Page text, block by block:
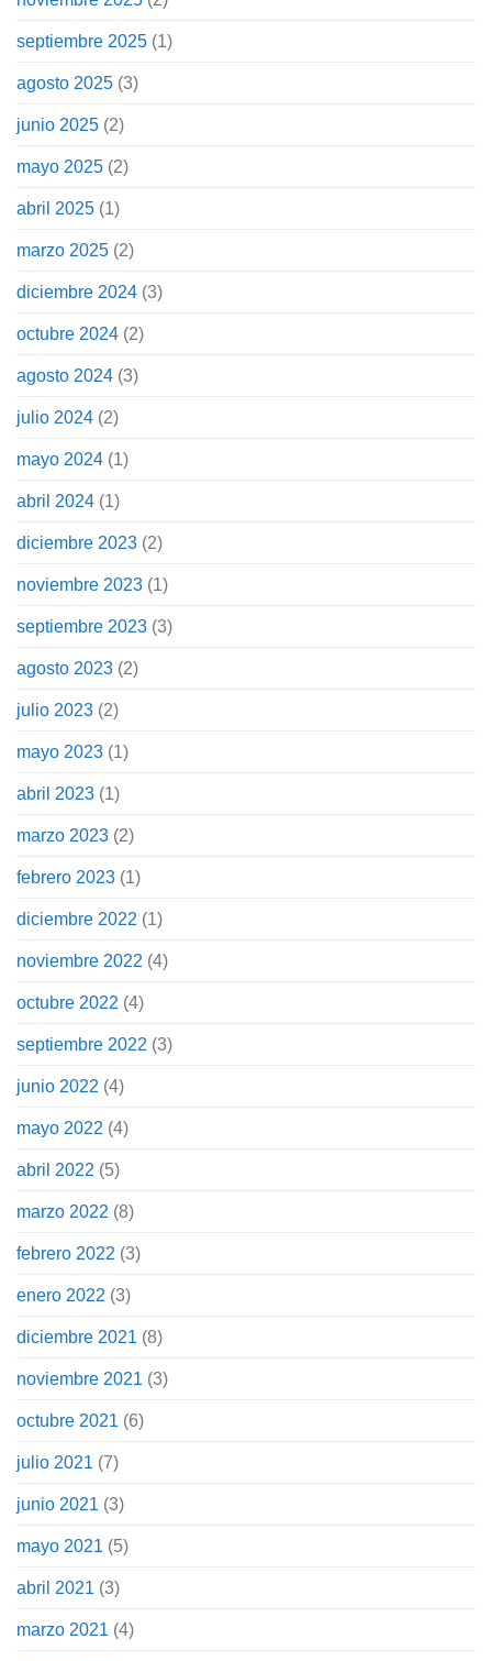
septiembre 2025 (1)
agosto 2025 (3)
junio 2025 (2)
mayo 2025 (2)
abril 2025 (1)
marzo 2025 (2)
diciembre 2024 (3)
octubre 2024 (2)
agosto 2024 (3)
julio 2024 (2)
mayo 2024 (1)
abril 2024 (1)
diciembre 2023 (2)
noviembre 2023 (1)
septiembre 2023 (3)
agosto 2023 (2)
julio 2023 (2)
mayo 2023 (1)
abril 2023 (1)
marzo 2023 (2)
febrero 2023 (1)
diciembre 2022 (1)
noviembre 2022 (4)
octubre 2022 (4)
septiembre 2022 (3)
junio 2022 (4)
mayo 2022 (4)
abril 2022 (5)
marzo 2022 (8)
febrero 2022 (3)
enero 2022 (3)
diciembre 2021 (8)
noviembre 2021 (3)
octubre 2021 (6)
julio 2021 (7)
junio 2021 (3)
mayo 2021 (5)
abril 2021 (3)
marzo 2021 (4)